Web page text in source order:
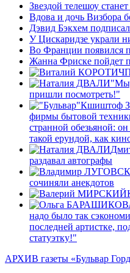
Звездой телешоу
Вдова и дочь Визбора
Дэвид Бэкхем
У Цискаридзе украли
Во Франции появился
Жанна Фриске пойдет
"Мы,
пришли посмотреть!"
Кшиштоф
фирмы бытовой
странной обезьяной:
такой ерундой, как
раздавал автографы
сочиняли анекдотов
надо было так
последней артистке,
статуэтку!"
АРХИВ газеты «Бульвар